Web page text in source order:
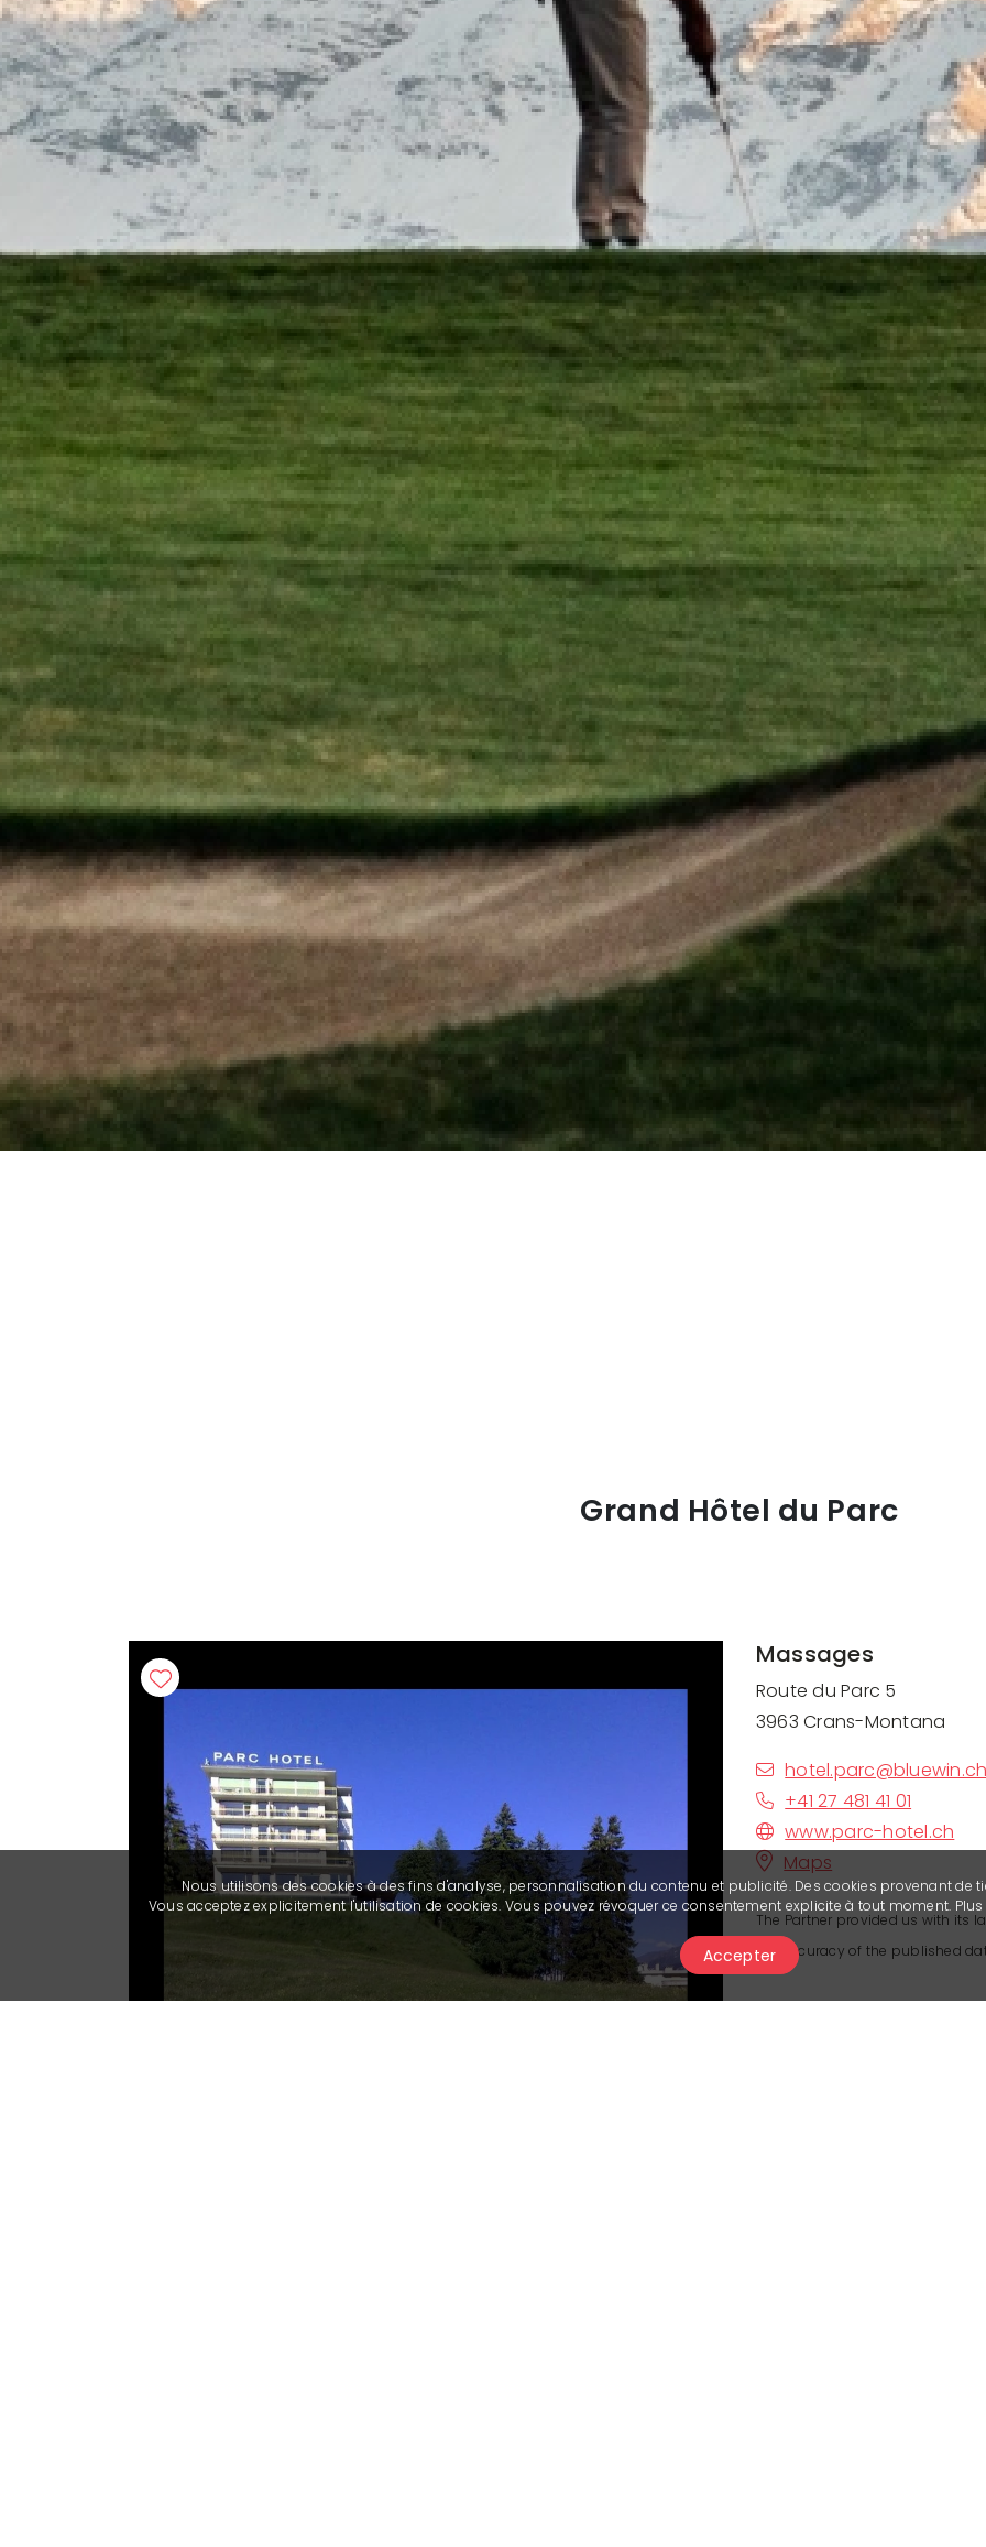
Grand Hôtel du Parc
Massages
Route du Parc 5
3963 Crans-Montana
+41 27 481 41 01
www.parc-hotel.ch
Maps
The Partner provided us with its
the accuracy of the published
Nous utilisons des cookies à des fins d'analyse, personnalisation du contenu et publicité. Des cookies provenant de
Vous acceptez explicitement l'utilisation de cookies. Vous pouvez révoquer ce consentement explicite à tout moment.
Accepter